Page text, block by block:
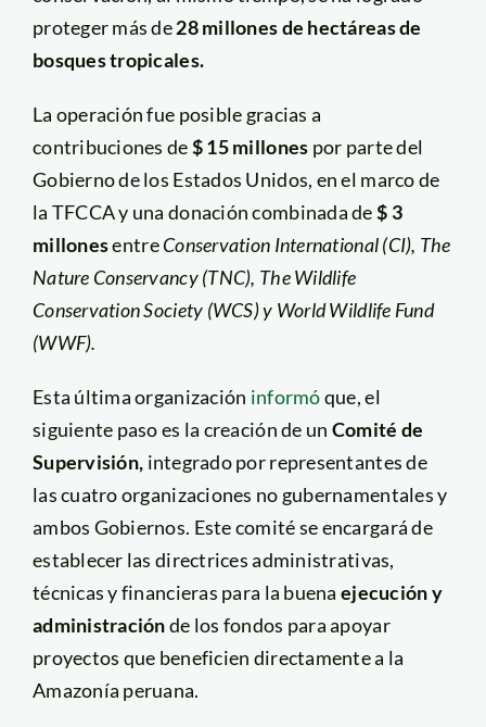
proteger más de28 millones de hectáreas de
bosques tropicales.
La operación fue posible gracias a
contribuciones de$ 15 millones por parte del
Gobierno de los Estados Unidos, en el marco de
la TFCCA y una donación combinada de$ 3
millonesentreConservation International (CI), The
Nature Conservancy (TNC), The Wildlife
Conservation Society (WCS) y World Wildlife Fund
(WWF).
Esta última organización informóque, el
siguiente paso es la creación de un Comité de
Supervisión, integrado por representantes de
las cuatro organizaciones no gubernamentales y
ambos Gobiernos. Este comité se encargará de
establecer las directrices administrativas,
técnicas y financieras para la buena ejecución y
administraciónde los fondos para apoyar
proyectos que beneficien directamente a la
Amazonía peruana.